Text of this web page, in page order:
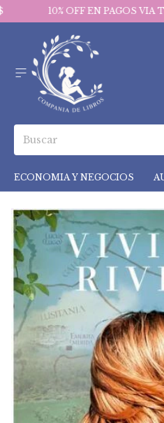
10% OFF EN PAGOS VIA
ECONOMIA Y NEGOCIOS